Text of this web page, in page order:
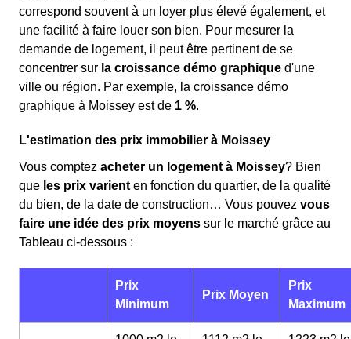
correspond souvent à un loyer plus élevé également, et
une facilité à faire louer son bien. Pour mesurer la
demande de logement, il peut être pertinent de se
concentrer sur la croissance démo graphique d'une
ville ou région. Par exemple, la croissance démo
graphique à Moissey est de 1 %.
L'estimation des prix immobilier à Moissey
Vous comptez acheter un logement à Moissey? Bien
que les prix varient en fonction du quartier, de la qualité
du bien, de la date de construction… Vous pouvez vous
faire une idée des prix moyens sur le marché grâce au
Tableau ci-dessous :
Prix
Minimum
Prix Moyen
Prix
Maximum